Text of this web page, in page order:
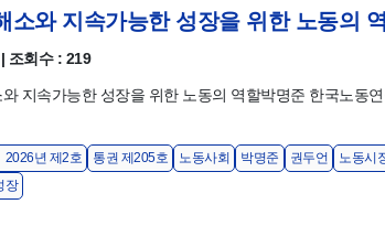
소와 지속가능한 성장을 위한 노동의
조회수 : 219
지속가능한 성장을 위한 노동의 역할박명준 한국노동
2026년 제2호 통권 제205호 노동사회 박명준 권두언 노동시
장